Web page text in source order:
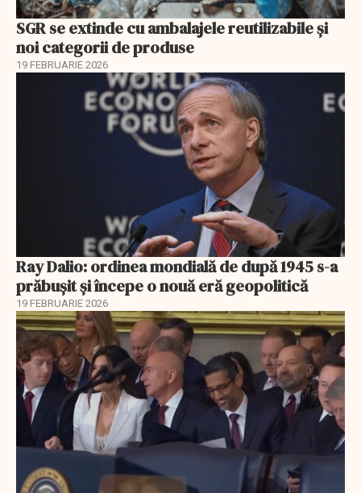
SGR se extinde cu ambalajele reutilizabile și
noi categorii de produse
19 FEBRUARIE 2026
Ray Dalio: ordinea mondială de după 1945 s-a
prăbușit și începe o nouă eră geopolitică
19 FEBRUARIE 2026